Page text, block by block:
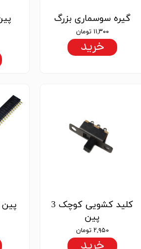
گیره سوسماری بزرگ
۱۱,۳۰۰ تومان
خرید
کلید کشویی کوچک 3
پین
۲,۹۵۰ تومان